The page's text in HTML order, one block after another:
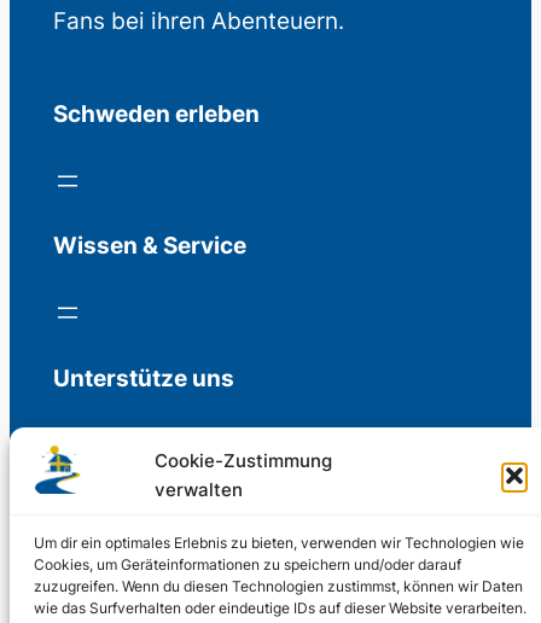
Cookie-Zustimmung
verwalten
Um dir ein optimales Erlebnis zu bieten, verwenden wir Technologien wie
Cookies, um Geräteinformationen zu speichern und/oder darauf
zuzugreifen. Wenn du diesen Technologien zustimmst, können wir Daten
wie das Surfverhalten oder eindeutige IDs auf dieser Website verarbeiten.
Fans bei ihren Abenteuern.
Schweden erleben
Wissen & Service
Unterstütze uns
Freiwillige Spenden für die Aufrechterhaltung
Support us